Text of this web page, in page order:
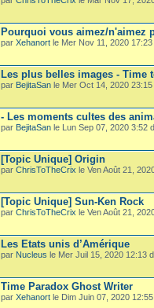
Pourquoi vous aimez/n'aimez
par Xehanort le Mer Nov 11, 2020
Les plus belles images - Time
par BejitaSan le Mer Oct 14, 2020
- Les moments cultes des
par BejitaSan le Lun Sep 07, 2020 3:52
[Topic Unique] Origin
par ChrisToTheCrix le Ven Août 21,
[Topic Unique] Sun-Ken Rock
par ChrisToTheCrix le Ven Août 21,
Les Etats unis d’Amérique
par Nucleus le Mer Juil 15, 2020 12:13
Time Paradox Ghost Writer
par Xehanort le Dim Juin 07, 2020